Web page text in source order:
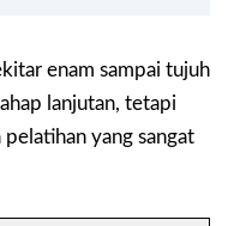
enam sampai tujuh
lanjutan, tetapi
yang sangat